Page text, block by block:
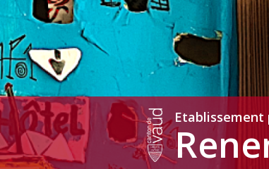
Etablissement